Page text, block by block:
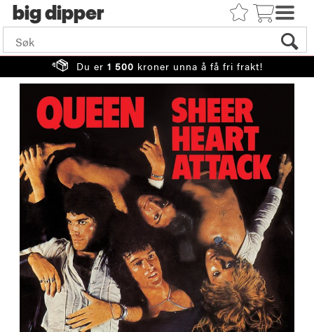
big
Du er 1 500 kroner unna å få fri frakt!